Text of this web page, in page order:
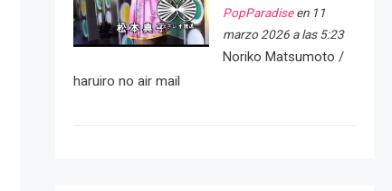
PopParadiseen 11
marzo 2026 a las 5:23
Noriko Matsumoto /
haruiro no air mail